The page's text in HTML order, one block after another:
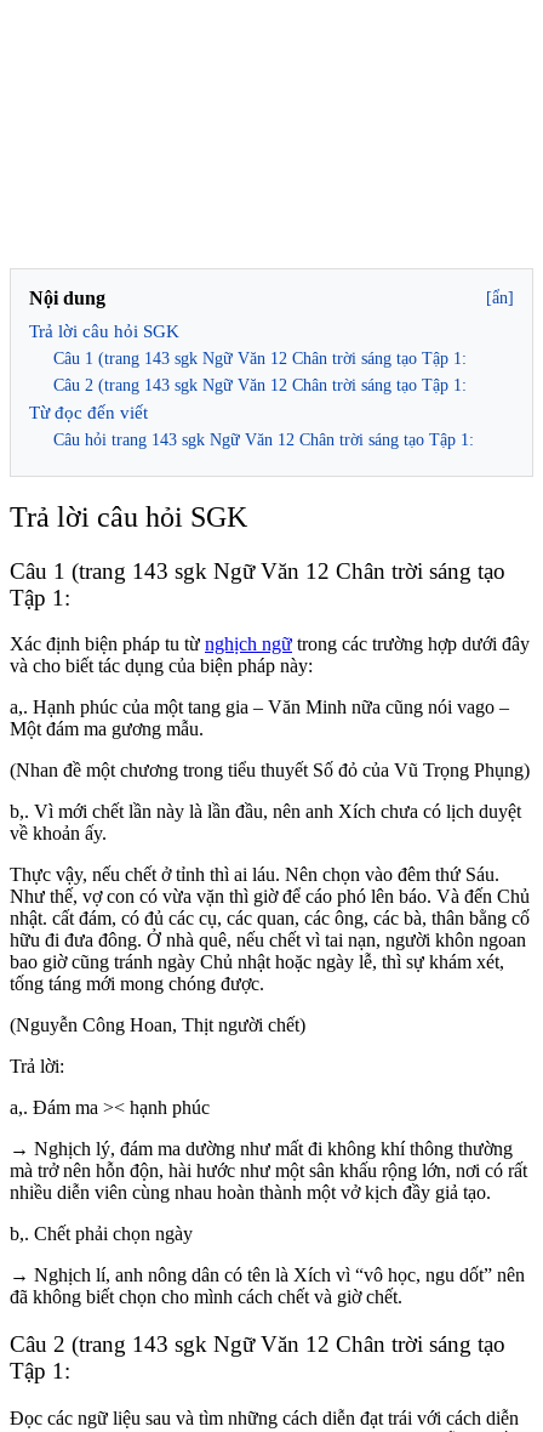
Nội dung [ẩn]
Trả lời câu hỏi SGK
Câu 1 (trang 143 sgk Ngữ Văn 12 Chân trời sáng tạo Tập 1:
Câu 2 (trang 143 sgk Ngữ Văn 12 Chân trời sáng tạo Tập 1:
Từ đọc đến viết
Câu hỏi trang 143 sgk Ngữ Văn 12 Chân trời sáng tạo Tập 1:
Trả lời câu hỏi SGK
Câu 1 (trang 143 sgk Ngữ Văn 12 Chân trời sáng tạo
Tập 1:
Xác định biện pháp tu từ nghịch ngữ trong các trường hợp dưới đây
và cho biết tác dụng của biện pháp này:
a,. Hạnh phúc của một tang gia – Văn Minh nữa cũng nói vago –
Một đám ma gương mẫu.
(Nhan đề một chương trong tiểu thuyết Số đỏ của Vũ Trọng Phụng)
b,. Vì mới chết lần này là lần đầu, nên anh Xích chưa có lịch duyệt
về khoản ấy.
Thực vậy, nếu chết ở tỉnh thì ai láu. Nên chọn vào đêm thứ Sáu.
Như thế, vợ con có vừa vặn thì giờ để cáo phó lên báo. Và đến Chủ
nhật. cất đám, có đủ các cụ, các quan, các ông, các bà, thân bằng cố
hữu đi đưa đông. Ở nhà quê, nếu chết vì tai nạn, người khôn ngoan
bao giờ cũng tránh ngày Chủ nhật hoặc ngày lễ, thì sự khám xét,
tống táng mới mong chóng được.
(Nguyễn Công Hoan, Thịt người chết)
Trả lời:
a,. Đám ma >< hạnh phúc
→ Nghịch lý, đám ma dường như mất đi không khí thông thường
mà trở nên hỗn độn, hài hước như một sân khấu rộng lớn, nơi có rất
nhiều diễn viên cùng nhau hoàn thành một vở kịch đầy giả tạo.
b,. Chết phải chọn ngày
→ Nghịch lí, anh nông dân có tên là Xích vì “vô học, ngu dốt” nên
đã không biết chọn cho mình cách chết và giờ chết.
Câu 2 (trang 143 sgk Ngữ Văn 12 Chân trời sáng tạo
Tập 1:
Đọc các ngữ liệu sau và tìm những cách diễn đạt trái với cách diễn